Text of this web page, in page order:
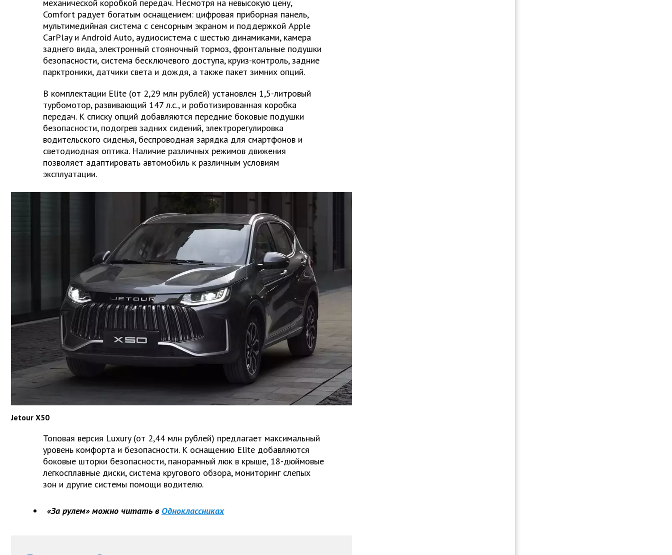
механической коробкой передач. Несмотря на невысокую цену,
Comfort радует богатым оснащением: цифровая приборная панель,
мультимедийная система с сенсорным экраном и поддержкой Apple
CarPlay и Android Auto, аудиосистема с шестью динамиками, камера
заднего вида, электронный стояночный тормоз, фронтальные подушки
безопасности, система бесключевого доступа, круиз-контроль, задние
парктроники, датчики света и дождя, а также пакет зимних опций.
В комплектации Elite (от 2,29 млн рублей) установлен 1,5-литровый
турбомотор, развивающий 147 л.с., и роботизированная коробка
передач. К списку опций добавляются передние боковые подушки
безопасности, подогрев задних сидений, электрорегулировка
водительского сиденья, беспроводная зарядка для смартфонов и
светодиодная оптика. Наличие различных режимов движения
позволяет адаптировать автомобиль к различным условиям
эксплуатации.
Jetour X50
Топовая версия Luxury (от 2,44 млн рублей) предлагает максимальный
уровень комфорта и безопасности. К оснащению Elite добавляются
боковые шторки безопасности, панорамный люк в крыше, 18-дюймовые
легкосплавные диски, система кругового обзора, мониторинг слепых
зон и другие системы помощи водителю.
«За рулем» можно читать в Одноклассниках